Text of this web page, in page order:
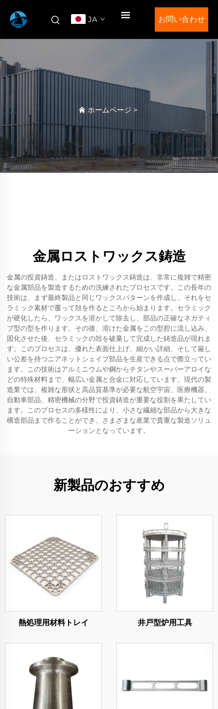
JA お問い合わせ
ホームページ >
金属ロストワックス鋳造
金属の投資鋳造、またはロストワックス鋳造は、非常に複雑で精密
な金属部品を製造するための洗練されたプロセスです。この長年の
技術は、まず最終製品と同じワックスパターンを作成し、それをセ
ラミック素材で覆って殻を作るところから始まります。セラミック
が硬化したら、ワックスを溶かして除去し、部品の正確なネガティ
ブ型の型を作ります。その後、溶けた金属をこの型腔に流し込み、
固化させた後、セラミックの殻を破棄して完成した鋳造品が現れま
す。このプロセスは、優れた表面仕上げ、細かい詳細、そして厳し
い公差を持つニアネットシェイプ部品を生産できる点で際立ってい
ます。この技術はアルミニウムや鋼からチタンやスーパーアロイな
どの特殊材料まで、幅広い金属と合金に対応しています。現代の製
造業では、複雑な形状と高品質基準が必要な航空宇宙、医療機器、
自動車部品、精密機械の分野で投資鋳造が重要な役割を果たしてい
ます。このプロセスの多様性により、小さな繊細な部品から大きな
構造部品まで作ることができ、さまざまな産業で貴重な製造ソリュ
ーションとなっています。
新製品のおすすめ
熱処理用材料トレイ 井戸型炉用工具